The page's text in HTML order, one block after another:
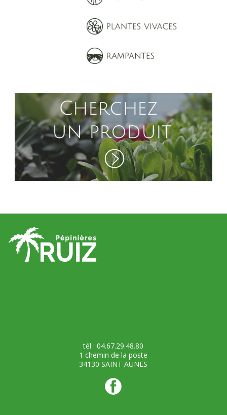
tél : 04.67.29.48.80
1 chemin de la poste
34130 SAINT AUNES